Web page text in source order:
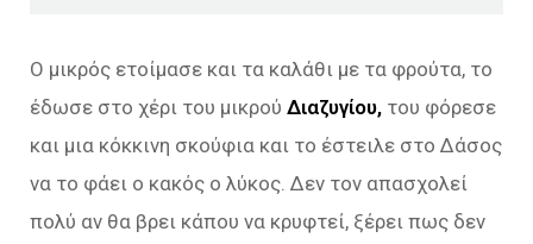
Ο μικρός ετοίμασε και τα καλάθι με τα φρούτα, το
έδωσε στο χέρι του μικρού Διαζυγίου, του φόρεσε
και μια κόκκινη σκούφια και το έστειλε στο Δάσος
να το φάει ο κακός ο λύκος. Δεν τον απασχολεί
πολύ αν θα βρει κάπου να κρυφτεί, ξέρει πως δεν